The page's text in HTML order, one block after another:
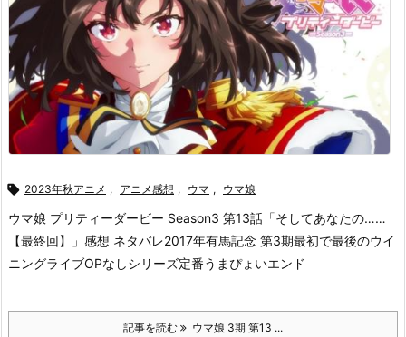
 2023年秋アニメ , アニメ感想 , ウマ , ウマ娘
ウマ娘 プリティーダービー Season3 第13話「そしてあなたの……
【最終回】」感想 ネタバレ2017年有馬記念 第3期最初で最後のウイ
ニングライブOPなしシリーズ定番うまぴょいエンド
記事を読む ウマ娘 3期 第13 ...